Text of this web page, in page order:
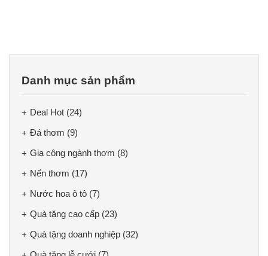
Danh mục sản phẩm
Deal Hot (24)
Đá thơm (9)
Gia công ngành thơm (8)
Nến thơm (17)
Nước hoa ô tô (7)
Quà tặng cao cấp (23)
Quà tặng doanh nghiệp (32)